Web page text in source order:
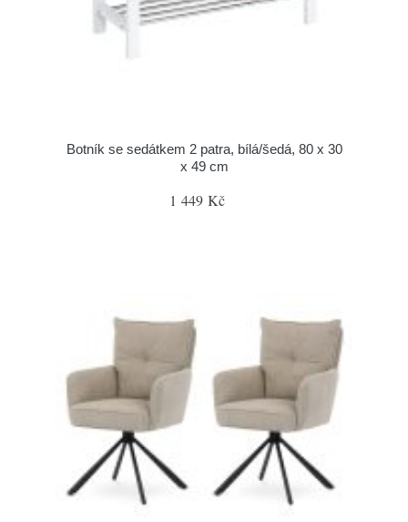
Botník se sedátkem 2 patra, bílá/šedá, 80 x 30
x 49 cm
1 449 Kč